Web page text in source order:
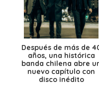
Después de más de
años, una histórica
banda chilena abre
nuevo capítulo con
disco inédito